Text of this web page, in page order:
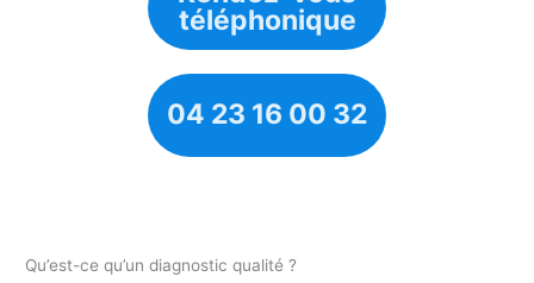
téléphonique
04 23 16 00 32
Qu’est-ce qu’un diagnostic qualité ?